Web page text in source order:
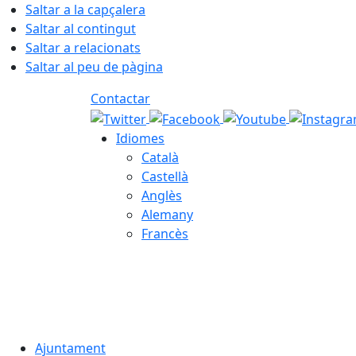
Saltar a la capçalera
Saltar al contingut
Saltar a relacionats
Saltar al peu de pàgina
Contactar
Idiomes
Català
Castellà
Anglès
Alemany
Francès
Ajuntament